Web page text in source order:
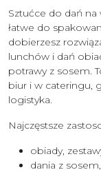
Sztućce do dań
łatwe do
dobierzesz
lunchów i dań
potrawy z sosem.
biur i w cateringu,
logistyka.
Najczęstsze
obiady,
dania z